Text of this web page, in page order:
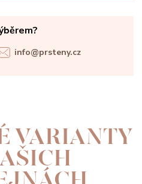
info@prsteny.cz
VARIANTY